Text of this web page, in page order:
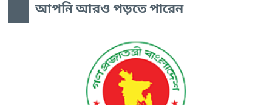
আপনি আরও পড়তে পারেন